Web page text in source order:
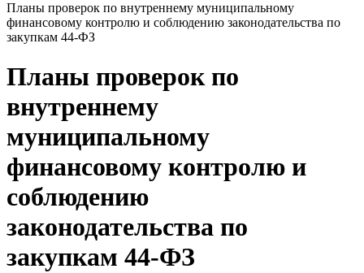
Планы проверок по внутреннему муниципальному
финансовому контролю и соблюдению законодательства по
закупкам 44-ФЗ
Планы проверок по
внутреннему
муниципальному
финансовому контролю и
соблюдению
законодательства по
закупкам 44-ФЗ